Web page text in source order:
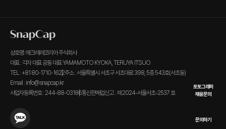
포토그래퍼
채용문의
문의하기
상호명: 에크레레코리아 주식회사
대표 : 각자 대표 공동 대표 YAMAMOTO KYOKA, TERUYA ITSUO
TEL : +81 80-1710-1622주소 : 서울특별시 서초구 서초대로 398, 5층 543호(서초동)
Email : info@snapcap.kr
사업자등록번호 : 244-88-03186통신판매업신고 : 제 2024-서울서초-2537 호